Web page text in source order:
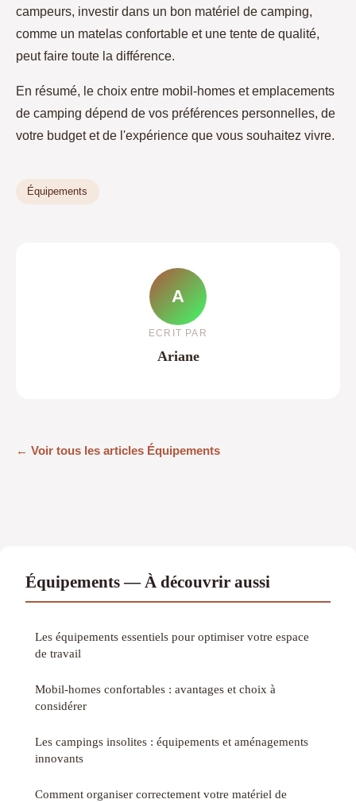
campeurs, investir dans un bon matériel de camping,
comme un matelas confortable et une tente de qualité,
peut faire toute la différence.
En résumé, le choix entre mobil-homes et emplacements
de camping dépend de vos préférences personnelles, de
votre budget et de l'expérience que vous souhaitez vivre.
Équipements
A
ECRIT PAR
Ariane
← Voir tous les articles Équipements
Équipements — À découvrir aussi
Les équipements essentiels pour optimiser votre espace
de travail
Mobil-homes confortables : avantages et choix à
considérer
Les campings insolites : équipements et aménagements
innovants
Comment organiser correctement votre matériel de